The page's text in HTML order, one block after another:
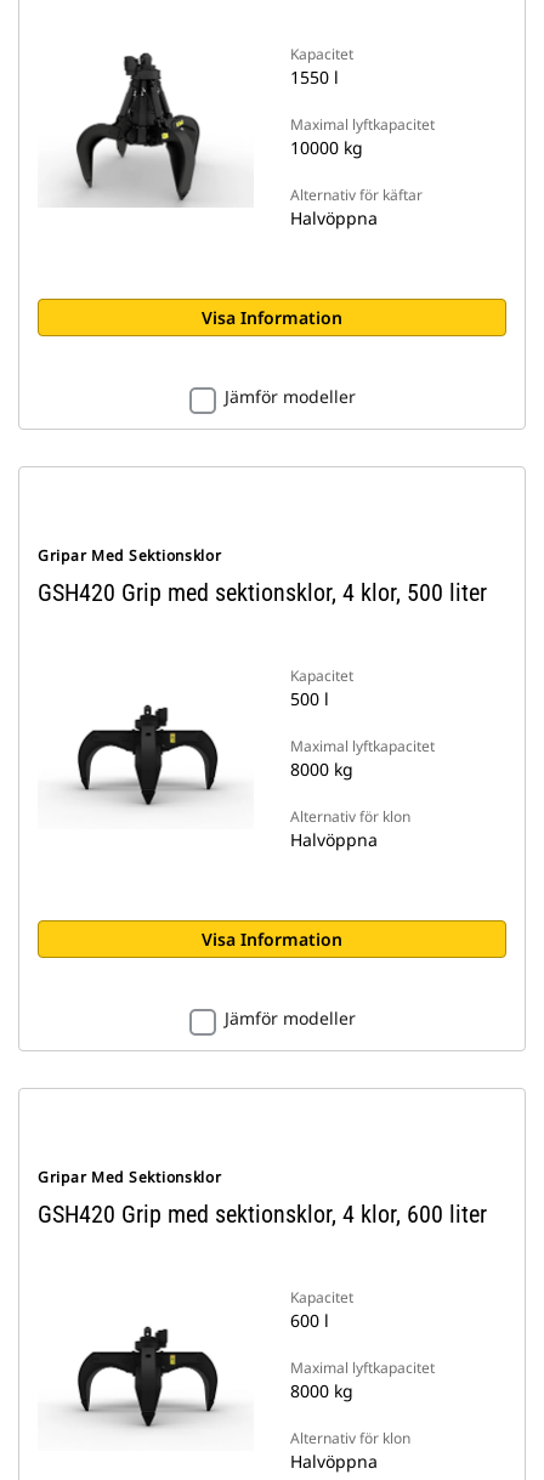
Kapacitet
1550 l
Maximal lyftkapacitet
10000 kg
Alternativ för käftar
Halvöppna
Visa Information
Jämför modeller
Gripar Med Sektionsklor
GSH420 Grip med sektionsklor, 4 klor, 500 liter
Kapacitet
500 l
Maximal lyftkapacitet
8000 kg
Alternativ för klon
Halvöppna
Visa Information
Jämför modeller
Gripar Med Sektionsklor
GSH420 Grip med sektionsklor, 4 klor, 600 liter
Kapacitet
600 l
Maximal lyftkapacitet
8000 kg
Alternativ för klon
Halvöppna